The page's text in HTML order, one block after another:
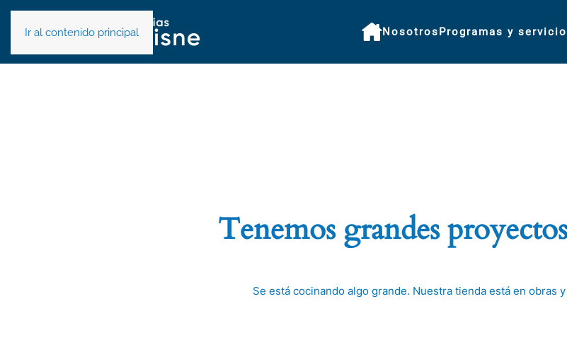
Ir al contenido principal NosotrosProgramas y
Tenemos grandes
Se está cocinando algo grande. Nuestra tienda está en obras